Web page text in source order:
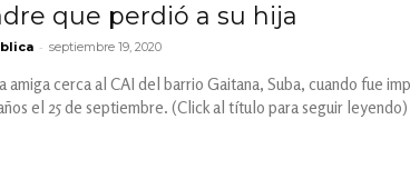
que perdió a su hija
- septiembre 19, 2020
amiga cerca al CAI del barrio Gaitana, Suba, cuando fue
el 25 de septiembre. (Click al título para seguir leyendo)